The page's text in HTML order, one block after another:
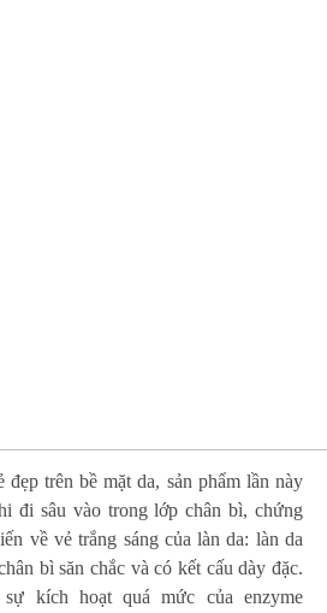
trên bề mặt da, sản phẩm lần này
đi sâu vào trong lớp chân bì, chứng
về vẻ trắng sáng của làn da: làn da
bì săn chắc và có kết cấu dày đặc.
kích hoạt quá mức của enzyme